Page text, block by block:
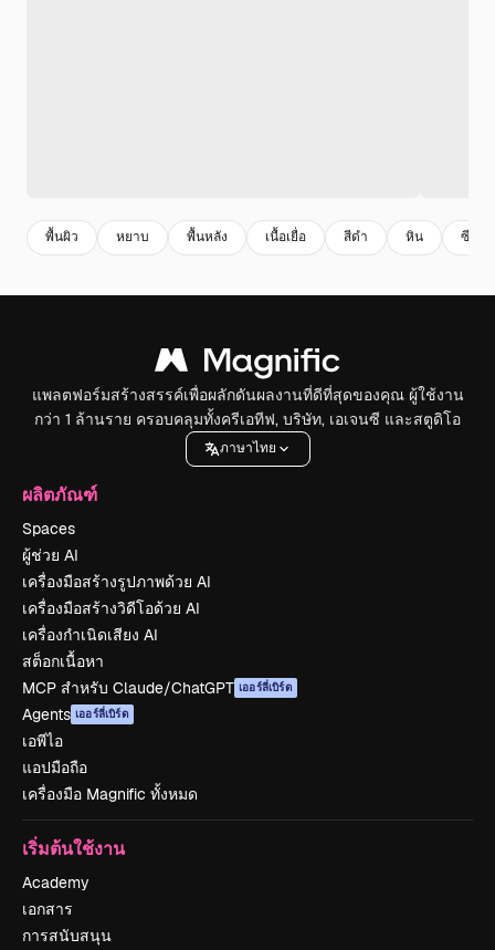
พื้นผิว หยาบ พื้นหลัง เนื้อเยื่อ สีดํา หิน ซีเม
แพลตฟอร์มสร้างสรรค์เพื่อผลักดันผลงานที่ดีที่สุดของคุณ ผู้ใช้งาน
กว่า 1 ล้านราย ครอบคลุมทั้งครีเอทีฟ, บริษัท, เอเจนซี และสตูดิโอ
ภาษาไทย
ผลิตภัณฑ์
Spaces
ผู้ช่วย AI
เครื่องมือสร้างรูปภาพด้วย AI
เครื่องมือสร้างวิดีโอด้วย AI
เครื่องกำเนิดเสียง AI
สต็อกเนื้อหา
MCP สำหรับ Claude/ChatGPT เออร์ลี่เบิร์ด
Agents เออร์ลี่เบิร์ด
เอพีไอ
แอปมือถือ
เครื่องมือ Magnific ทั้งหมด
เริ่มต้นใช้งาน
Academy
เอกสาร
การสนับสนุน